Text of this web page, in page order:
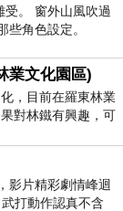
調
煙的清爽料
受。 窗外山風吹過
角色設定。
業文化園區)
，目前在羅東林業
對林鐵有興趣，可
影片精彩劇情峰迴
打動作認真不含